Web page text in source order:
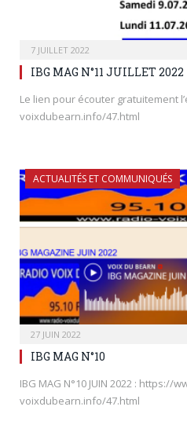
7 JUILLET 2022
IBG MAG N°11 JUILLET 2022
Le lien pour écouter gratuitement
voixdubearn.info/47.html
ACTUALITÉS ET COMMUNIQUÉS
27 JUIN 2022
IBG MAG N°10
IBG MAG N°10 JUIN 2022 : https://
voixdubearn.info/47.html